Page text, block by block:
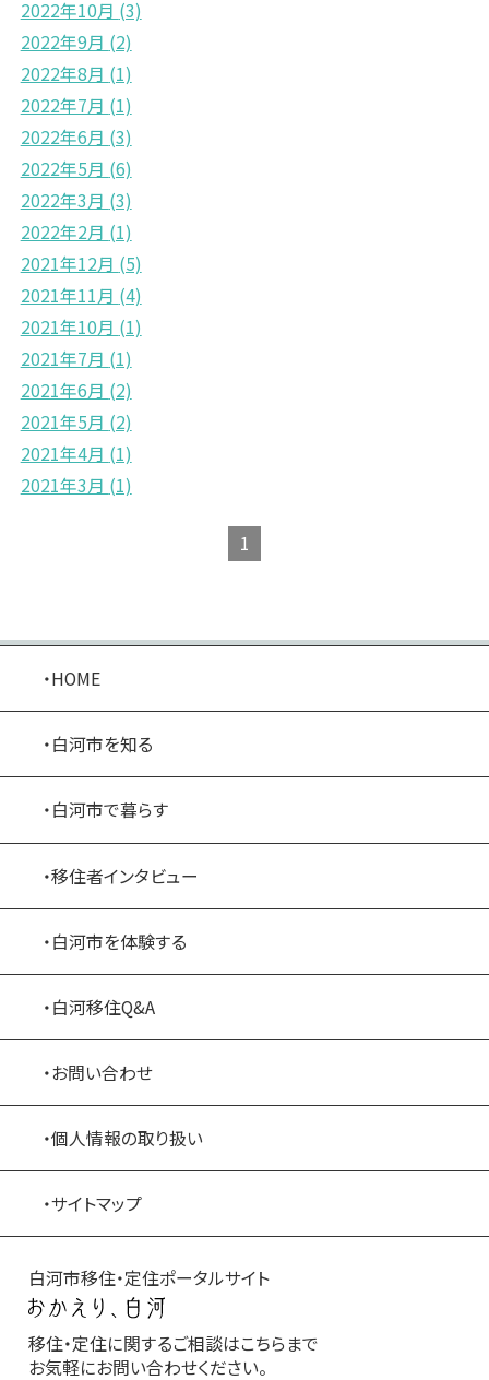
2022年10月 (3)
2022年9月 (2)
2022年8月 (1)
2022年7月 (1)
2022年6月 (3)
2022年5月 (6)
2022年3月 (3)
2022年2月 (1)
2021年12月 (5)
2021年11月 (4)
2021年10月 (1)
2021年7月 (1)
2021年6月 (2)
2021年5月 (2)
2021年4月 (1)
2021年3月 (1)
1
白河市移住・定住ポータルサイト
移住・定住に関するご相談はこちらまで
お気軽にお問い合わせください。
・HOME
・白河市を知る
・白河市で暮らす
・移住者インタビュー
・白河市を体験する
・白河移住Q&A
・お問い合わせ
・個人情報の取り扱い
・サイトマップ